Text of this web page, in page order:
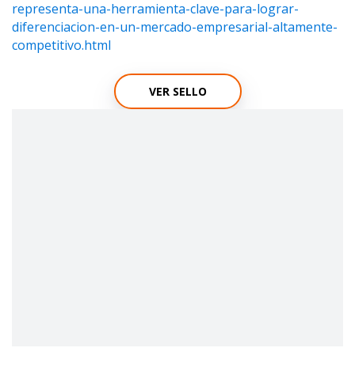
representa-una-herramienta-clave-para-lograr-
diferenciacion-en-un-mercado-empresarial-altamente-
competitivo.html
VER SELLO